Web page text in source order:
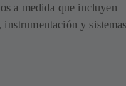
a medida que incluyen
y